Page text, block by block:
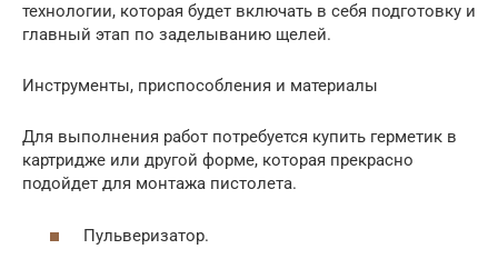
технологии, которая будет включать в себя подготовку и
главный этап по заделыванию щелей.
Инструменты, приспособления и материалы
Для выполнения работ потребуется купить герметик в
картридже или другой форме, которая прекрасно
подойдет для монтажа пистолета.
Пульверизатор.